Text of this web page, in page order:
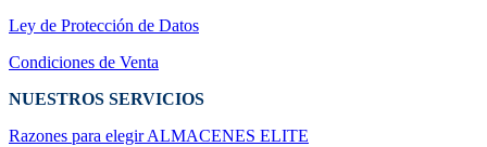
Ley de Protección de Datos
Condiciones de Venta
NUESTROS SERVICIOS
Razones para elegir ALMACENES ELI​TE